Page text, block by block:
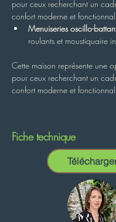
pour ceux recherchant un
confort moderne et
Menuiseries oscillo-
roulants et moustiquaire
Cette maison représente une
pour ceux recherchant un
confort moderne et
Fiche technique